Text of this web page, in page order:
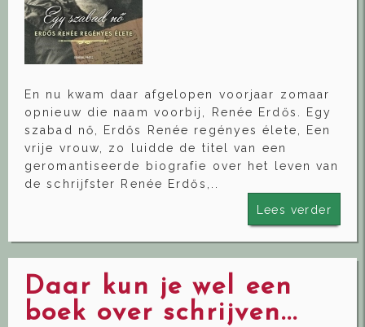
En nu kwam daar afgelopen voorjaar zomaar
opnieuw die naam voorbij, Renée Erdős. Egy
szabad nő, Erdős Renée regényes élete, Een
vrije vrouw, zo luidde de titel van een
geromantiseerde biografie over het leven van
de schrijfster Renée Erdős,..
Lees verder
Daar kun je wel een
boek over schrijven...